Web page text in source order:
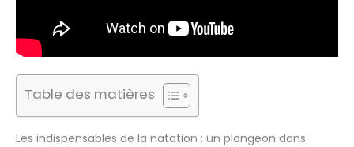
Table des matières
Les indispensables de la natation : un plongeon dans